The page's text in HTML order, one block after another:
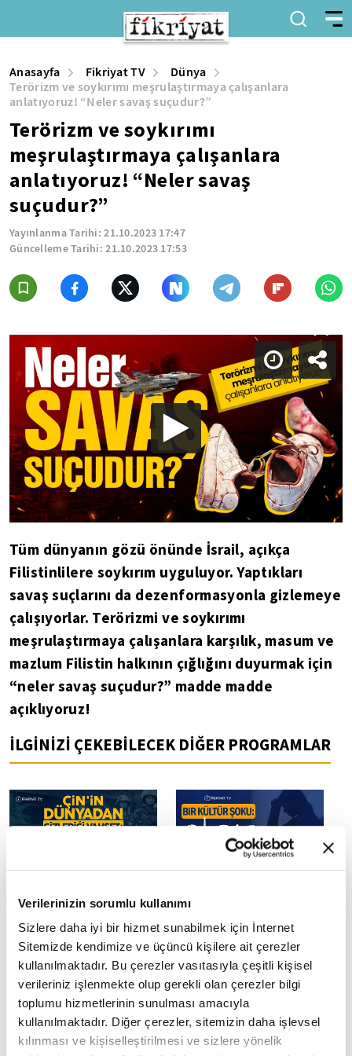
Verilerinizin sorumlu kullanımı
Sizlere daha iyi bir hizmet sunabilmek için İnternet
Sitemizde kendimize ve üçüncü kişilere ait çerezler
kullanılmaktadır. Bu çerezler vasıtasıyla çeşitli kişisel
verileriniz işlenmekte olup gerekli olan çerezler bilgi
toplumu hizmetlerinin sunulması amacıyla
kullanılmaktadır. Diğer çerezler, sitemizin daha işlevsel
kılınması ve kişiselleştirilmesi ve sizlere yönelik
Anasayfa Fikriyat TV
Dünya
Terörizm ve soykırımı meşrulaştırmaya çalışanlara
anlatıyoruz! “Neler savaş suçudur?”
Terörizm ve soykırımı
meşrulaştırmaya çalışanlara
anlatıyoruz! “Neler savaş
suçudur?”
Yayınlanma Tarihi:21.10.2023 17:47
Güncelleme Tarihi:21.10.2023 17:53
Tüm dünyanın gözü önünde İsrail, açıkça
Filistinlilere soykırım uyguluyor. Yaptıkları
savaş suçlarını da dezenformasyonla gizlemeye
çalışıyorlar. Terörizmi ve soykırımı
meşrulaştırmaya çalışanlara karşılık, masum ve
mazlum Filistin halkının çığlığını duyurmak için
“neler savaş suçudur?” madde madde
açıklıyoruz!
İLGİNİZİ ÇEKEBİLECEK DİĞER PROGRAMLAR
Çin'in dünyadan gizlediği
vahşet: Barın Katliamı
Bir kültür şoku: Paris
Sendromu